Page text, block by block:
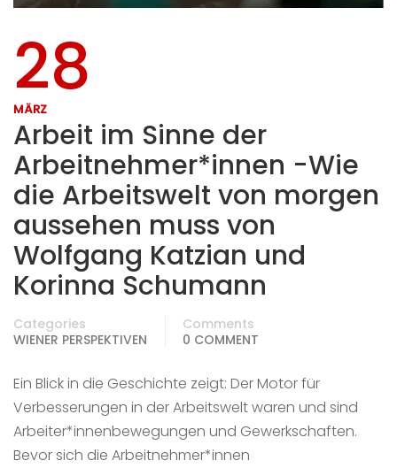
28
MÄRZ
Arbeit im Sinne der
Arbeitnehmer*innen -Wie
die Arbeitswelt von morgen
aussehen muss von
Wolfgang Katzian und
Korinna Schumann
Categories
WIENER PERSPEKTIVEN
Comments
0 COMMENT
Ein Blick in die Geschichte zeigt: Der Motor für
Verbesserungen in der Arbeitswelt waren und sind
Arbeiter*innenbewegungen und Gewerkschaften.
Bevor sich die Arbeitnehmer*innen